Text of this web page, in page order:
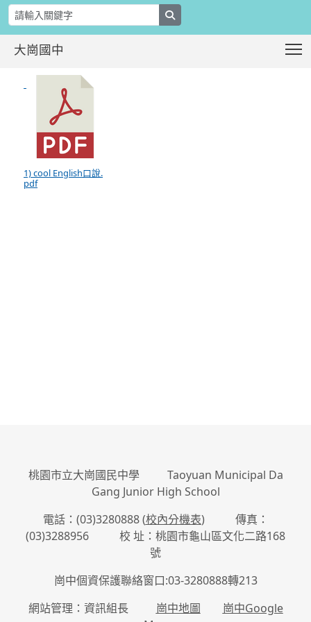
大崗國中
轉知教育部國民及學前教育署委請國
1) cool English口說.
pdf
桃園市立大崗國民中學 Taoyuan Municipal Da
Gang Junior High School
電話：(03)3280888 (校內分機表) 傳真：
(03)3288956 校 址：桃園市龜山區文化二路168
號
崗中個資保護聯絡窗口:03-3280888轉213
網站管理：資訊組長 崗中地圖
崗中Google